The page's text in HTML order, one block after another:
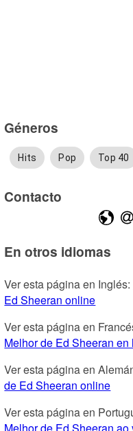
Géneros
Hits Pop Top 40
Contacto
En otros idiomas
Ver esta página en Inglés:
Ed Sheeran online
Ver esta página en
Melhor de Ed Sheeran en
Ver esta página en
de Ed Sheeran online
Ver esta página en
Melhor de Ed Sheeran ao